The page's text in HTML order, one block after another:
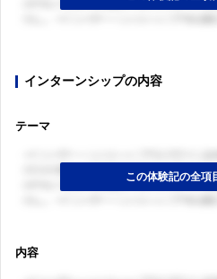
インターンシップの内容
テーマ
内容